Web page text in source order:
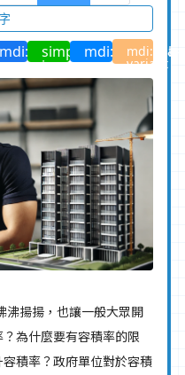
mdi:facebook
simple-
icons:line
mdi:facebook-
messenger
variant
沸揚揚，也讓一般大眾開
為什麼要有容積率的限
積率？政府單位對於容積